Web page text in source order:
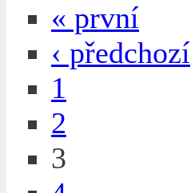
« první
‹ předchozí
1
2
3